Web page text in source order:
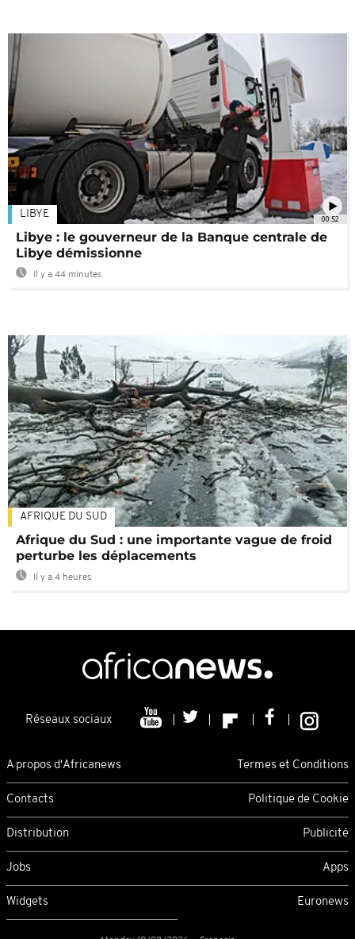
00:52
LIBYE
Libye : le gouverneur de la Banque centrale de
Libye démissionne
Il y a 44 minutes
AFRIQUE DU SUD
Afrique du Sud : une importante vague de froid
perturbe les déplacements
Il y a 4 heures
Réseaux sociaux
A propos d'Africanews Termes et Conditions
Contacts Politique de Cookie
Distribution Publicité
Jobs Apps
Widgets Euronews